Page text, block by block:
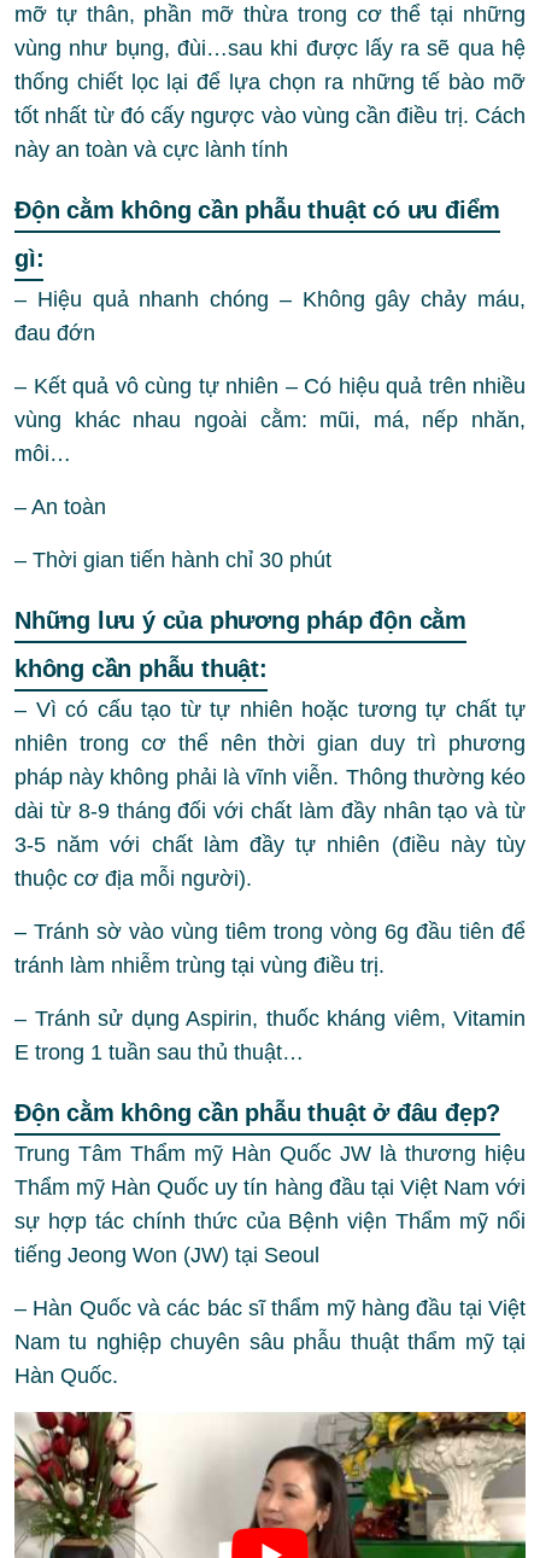
mỡ tự thân, phần mỡ thừa trong cơ thể tại những
vùng như bụng, đùi…sau khi được lấy ra sẽ qua hệ
thống chiết lọc lại để lựa chọn ra những tế bào mỡ
tốt nhất từ đó cấy ngược vào vùng cần điều trị. Cách
này an toàn và cực lành tính
Độn cằm không cần phẫu thuật có ưu điểm
gì:
– Hiệu quả nhanh chóng – Không gây chảy máu,
đau đớn
– Kết quả vô cùng tự nhiên – Có hiệu quả trên nhiều
vùng khác nhau ngoài cằm: mũi, má, nếp nhăn,
môi…
– An toàn
– Thời gian tiến hành chỉ 30 phút
Những lưu ý của phương pháp độn cằm
không cần phẫu thuật:
– Vì có cấu tạo từ tự nhiên hoặc tương tự chất tự
nhiên trong cơ thể nên thời gian duy trì phương
pháp này không phải là vĩnh viễn. Thông thường kéo
dài từ 8-9 tháng đối với chất làm đầy nhân tạo và từ
3-5 năm với chất làm đầy tự nhiên (điều này tùy
thuộc cơ địa mỗi người).
– Tránh sờ vào vùng tiêm trong vòng 6g đầu tiên để
tránh làm nhiễm trùng tại vùng điều trị.
– Tránh sử dụng Aspirin, thuốc kháng viêm, Vitamin
E trong 1 tuần sau thủ thuật…
Độn cằm không cần phẫu thuật ở đâu đẹp?
Trung Tâm Thẩm mỹ Hàn Quốc JW là thương hiệu
Thẩm mỹ Hàn Quốc uy tín hàng đầu tại Việt Nam với
sự hợp tác chính thức của Bệnh viện Thẩm mỹ nổi
tiếng Jeong Won (JW) tại Seoul
– Hàn Quốc và các bác sĩ thẩm mỹ hàng đầu tại Việt
Nam tu nghiệp chuyên sâu phẫu thuật thẩm mỹ tại
Hàn Quốc.